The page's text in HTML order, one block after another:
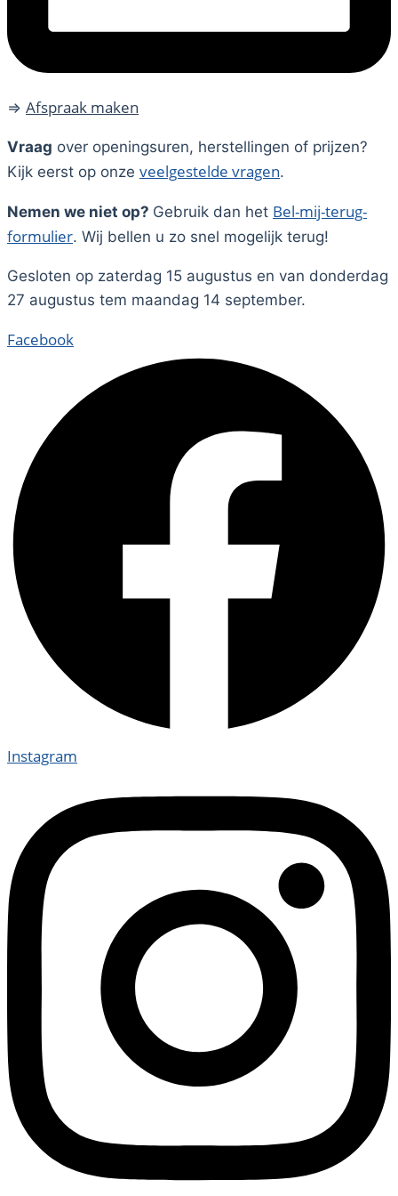
⇒ Afspraak maken
Vraag over openingsuren, herstellingen of prijzen?
Kijk eerst op onze veelgestelde vragen.
Nemen we niet op? Gebruik dan het Bel-mij-terug-
formulier. Wij bellen u zo snel mogelijk terug!
Gesloten op zaterdag 15 augustus en van donderdag
27 augustus tem maandag 14 september.
Facebook
Instagram